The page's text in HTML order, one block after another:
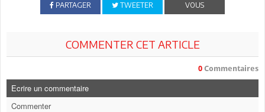
PARTAGER TWEETER
VOUS
COMMENTER CET ARTICLE
0 Commentaires
Ecrire un commentaire
Commenter